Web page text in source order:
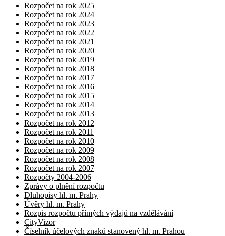
Rozpočet na rok 2025
Rozpočet na rok 2024
Rozpočet na rok 2023
Rozpočet na rok 2022
Rozpočet na rok 2021
Rozpočet na rok 2020
Rozpočet na rok 2019
Rozpočet na rok 2018
Rozpočet na rok 2017
Rozpočet na rok 2016
Rozpočet na rok 2015
Rozpočet na rok 2014
Rozpočet na rok 2013
Rozpočet na rok 2012
Rozpočet na rok 2011
Rozpočet na rok 2010
Rozpočet na rok 2009
Rozpočet na rok 2008
Rozpočet na rok 2007
Rozpočty 2004-2006
Zprávy o plnění rozpočtu
Dluhopisy hl. m. Prahy
Úvěry hl. m. Prahy
Rozpis rozpočtu přímých výdajů na vzdělávání
CityVizor
Číselník účelových znaků stanovený hl. m. Prahou